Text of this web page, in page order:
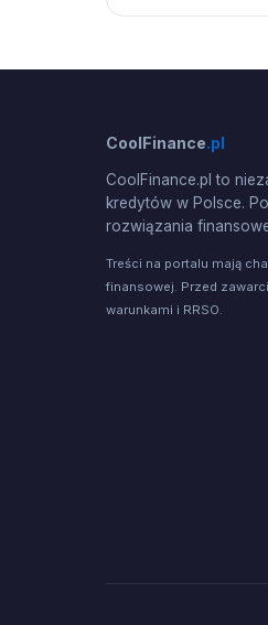
CoolFinance.pl
CoolFinance.pl to
kredytów w Polsce.
rozwiązania
Treści na portalu mają
finansowej. Przed
warunkami i RRSO.